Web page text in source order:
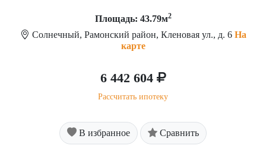
Площадь: 43.79м2
Солнечный, Рамонский район, Кленовая ул., д. 6 На
карте
6 442 604
Рассчитать ипотеку
В избранное Сравнить